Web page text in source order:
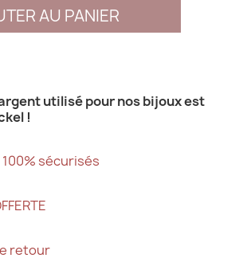
AU PANIER
utilisé pour nos bijoux est
!
sécurisés
retour